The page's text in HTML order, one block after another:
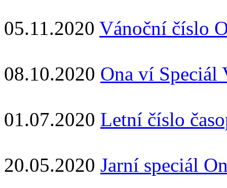
05.11.2020 Vánoční číslo
08.10.2020 Ona ví Speciál
01.07.2020 Letní číslo
20.05.2020 Jarní speciál